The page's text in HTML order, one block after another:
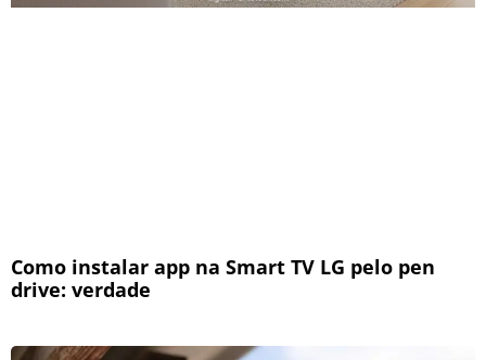
Como instalar app na Smart TV LG pelo pen
drive: verdade